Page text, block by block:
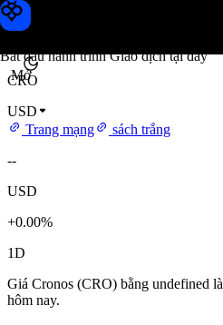
Bắt đầu hành trình Giao dịch tại đây
Mở
Giá Cronos
CRO
USD
Trang mạng
sách trắng
--
USD
+0.00%
1D
Giá Cronos (CRO) bằng undefined
hôm nay.